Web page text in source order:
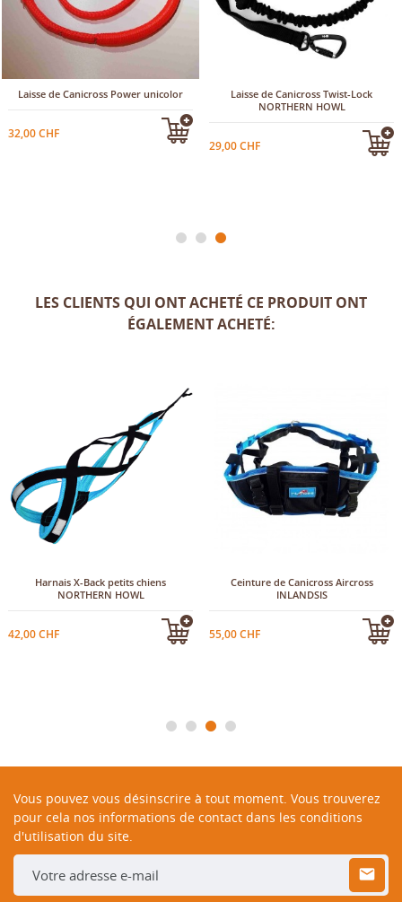
Laisse de Canicross Power unicolor
32,00 CHF
Laisse de Canicross Twist-Lock
NORTHERN HOWL
29,00 CHF
LES CLIENTS QUI ONT ACHETÉ CE PRODUIT ONT
ÉGALEMENT ACHETÉ:
Harnais X-Back petits chiens
NORTHERN HOWL
42,00 CHF
Ceinture de Canicross Aircross
INLANDSIS
55,00 CHF
Vous pouvez vous désinscrire à tout moment. Vous trouverez
pour cela nos informations de contact dans les conditions
d'utilisation du site.